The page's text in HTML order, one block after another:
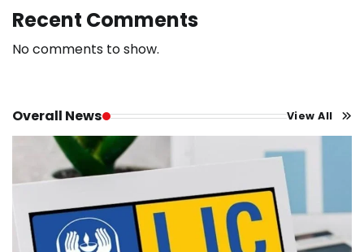
Recent Comments
No comments to show.
Overall News View All